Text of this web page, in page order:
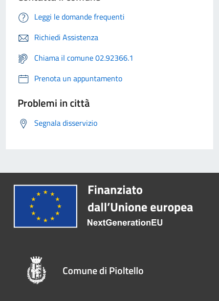
Leggi le domande frequenti
Richiedi Assistenza
Chiama il comune 02.92366.1
Prenota un appuntamento
Problemi in città
Segnala disservizio
Comune di Pioltello